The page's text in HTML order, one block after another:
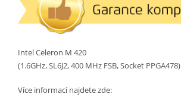
Intel Celeron M 420
(1.6GHz, SL6J2, 400 MHz FSB, Socket PPGA478)
Více informací najdete zde: